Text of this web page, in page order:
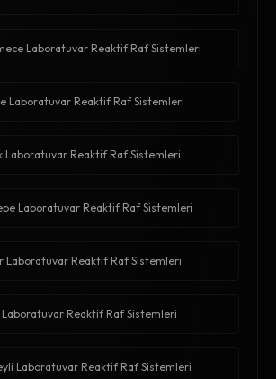
Laboratuvar Reaktif Raf Sistemleri
Laboratuvar Reaktif Raf Sistemleri
Laboratuvar Reaktif Raf Sistemleri
Laboratuvar Reaktif Raf Sistemleri
Laboratuvar Reaktif Raf Sistemleri
Laboratuvar Reaktif Raf Sistemleri
Laboratuvar Reaktif Raf Sistemleri